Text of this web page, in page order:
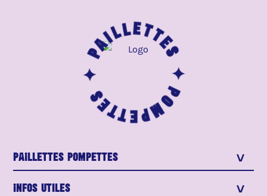
Paillettes ✦
Pompettes ✦
PaIllettes Pompettes >
Infos utiles >